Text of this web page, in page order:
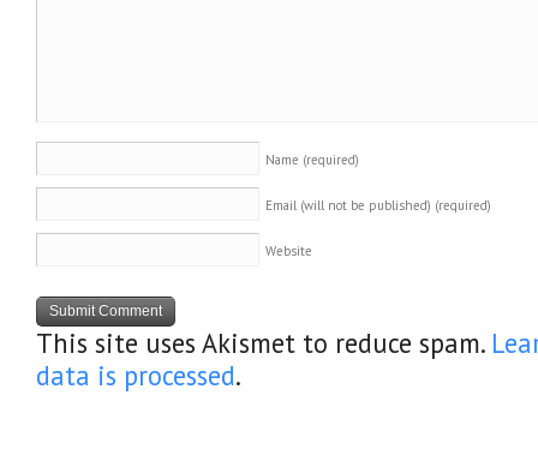
Name (required)
Email (will not be published) (required)
Website
This site uses Akismet to reduce spam.
data is processed.